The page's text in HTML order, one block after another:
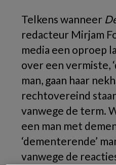
Telkens wanneer
redacteur Mirjam
media een oproep
over een vermiste,
man, gaan haar
rechtovereind
vanwege de term.
een man met
‘dementerende’
vanwege de